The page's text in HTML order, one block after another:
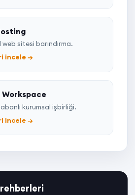
web sitesi barındırma.
incele→
Workspace
kurumsal işbirliği.
incele→